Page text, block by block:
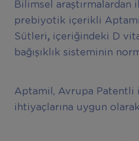
Bilimsel araştırmalardan
prebiyotik içerikli
Sütleri,içeriğindeki D
bağışıklık sisteminin
Aptamil, Avrupa Patentli
ihtiyaçlarına uygun olarak